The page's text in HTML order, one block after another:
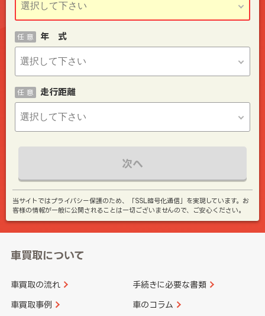
年 式
任 意
走行距離
任 意
次へ
当サイトではプライバシー保護のため、「SSL暗号化通信」を実現しています。お
客様の情報が一般に公開されることは一切ございませんので、ご安心ください。
車買取について
車買取の流れ 手続きに必要な書類
車買取事例 車のコラム